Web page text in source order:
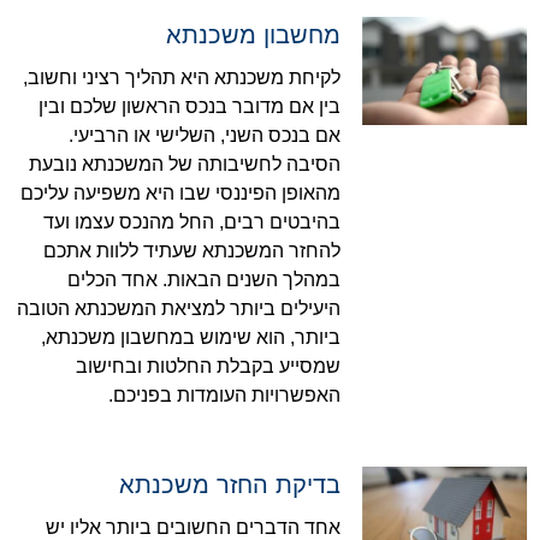
מחשבון משכנתא
לקיחת משכנתא היא תהליך רציני וחשוב,
בין אם מדובר בנכס הראשון שלכם ובין
אם בנכס השני, השלישי או הרביעי.
הסיבה לחשיבותה של המשכנתא נובעת
מהאופן הפיננסי שבו היא משפיעה עליכם
בהיבטים רבים, החל מהנכס עצמו ועד
להחזר המשכנתא שעתיד ללוות אתכם
במהלך השנים הבאות. אחד הכלים
היעילים ביותר למציאת המשכנתא הטובה
ביותר, הוא שימוש במחשבון משכנתא,
שמסייע בקבלת החלטות ובחישוב
האפשרויות העומדות בפניכם.
בדיקת החזר משכנתא
אחד הדברים החשובים ביותר אליו יש